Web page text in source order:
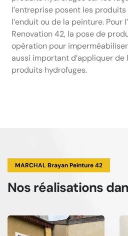
l’entreprise posent les
l’enduit ou de la peinture. Pour
Renovation 42, la pose de
opération pour
aussi important d’appliquer de
produits hydrofuges.
MARCHAL Brayan Peinture 42
Nos réalisations